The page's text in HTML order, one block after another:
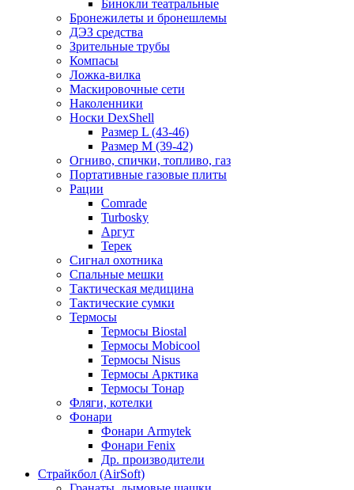
Бинокли театральные
Бронежилеты и бронешлемы
ДЭЗ средства
Зрительные трубы
Компасы
Ложка-вилка
Маскировочные сети
Наколенники
Носки DexShell
Размер L (43-46)
Размер M (39-42)
Огниво, спички, топливо, газ
Портативные газовые плиты
Рации
Comrade
Turbosky
Аргут
Терек
Сигнал охотника
Спальные мешки
Тактическая медицина
Тактические сумки
Термосы
Термосы Biostal
Термосы Mobicool
Термосы Nisus
Термосы Арктика
Термосы Тонар
Фляги, котелки
Фонари
Фонари Armytek
Фонари Fenix
Др. производители
Страйкбол (AirSoft)